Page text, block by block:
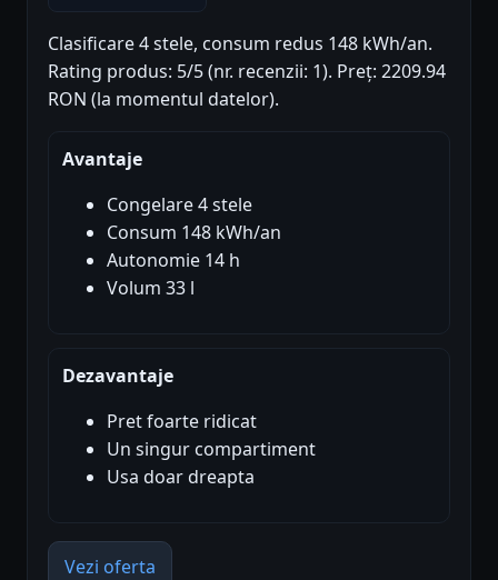
Clasificare 4 stele, consum redus 148 kWh/an.
Rating produs: 5/5 (nr. recenzii: 1). Preț: 2209.94
RON (la momentul datelor).
Avantaje
Congelare 4 stele
Consum 148 kWh/an
Autonomie 14 h
Volum 33 l
Dezavantaje
Pret foarte ridicat
Un singur compartiment
Usa doar dreapta
Vezi oferta